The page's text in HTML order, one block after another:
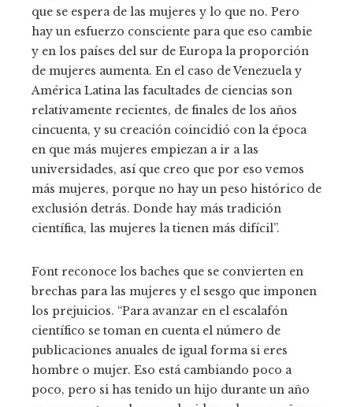
que se espera de las mujeres y lo que no. Pero
hay un esfuerzo consciente para que eso cambie
y en los países del sur de Europa la proporción
de mujeres aumenta. En el caso de Venezuela y
América Latina las facultades de ciencias son
relativamente recientes, de finales de los años
cincuenta, y su creación coincidió con la época
en que más mujeres empiezan a ir a las
universidades, así que creo que por eso vemos
más mujeres, porque no hay un peso histórico de
exclusión detrás. Donde hay más tradición
científica, las mujeres la tienen más difícil”.
Font reconoce los baches que se convierten en
brechas para las mujeres y el sesgo que imponen
los prejuicios. “Para avanzar en el escalafón
científico se toman en cuenta el número de
publicaciones anuales de igual forma si eres
hombre o mujer. Eso está cambiando poco a
poco, pero si has tenido un hijo durante un año